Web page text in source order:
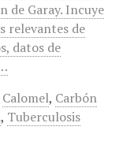
de Garay. Incuye
relevantes de
datos de
Calomel, Carbón
, Tuberculosis